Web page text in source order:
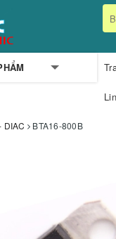
DIAC BTA16-800B